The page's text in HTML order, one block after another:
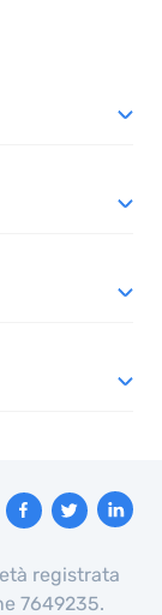
registrata
7649235.